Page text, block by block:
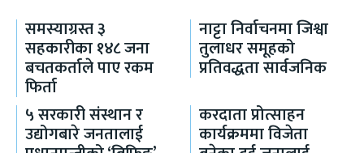
समस्याग्रस्त ३
सहकारीका १४८ जना
बचतकर्ताले पाए रकम
फिर्ता
नाट्टा निर्वाचनमा जिश्वा
तुलाधर समूहको
प्रतिवद्धता सार्वजनिक
५ सरकारी संस्थान र
उद्योगबारे जनतालाई
करदाता प्रोत्साहन
कार्यक्रममा विजेता